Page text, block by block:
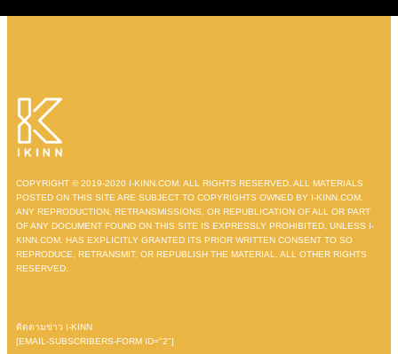
COPYRIGHT © 2019-2020 I-KINN.COM. ALL RIGHTS RESERVED. ALL MATERIALS
POSTED ON THIS SITE ARE SUBJECT TO COPYRIGHTS OWNED BY I-KINN.COM.
ANY REPRODUCTION, RETRANSMISSIONS, OR REPUBLICATION OF ALL OR PART
OF ANY DOCUMENT FOUND ON THIS SITE IS EXPRESSLY PROHIBITED, UNLESS I-
KINN.COM. HAS EXPLICITLY GRANTED ITS PRIOR WRITTEN CONSENT TO SO
REPRODUCE, RETRANSMIT, OR REPUBLISH THE MATERIAL. ALL OTHER RIGHTS
RESERVED.
ติดตามข่าว I-KINN
[EMAIL-SUBSCRIBERS-FORM ID="2"]